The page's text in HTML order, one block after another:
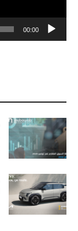
00:00